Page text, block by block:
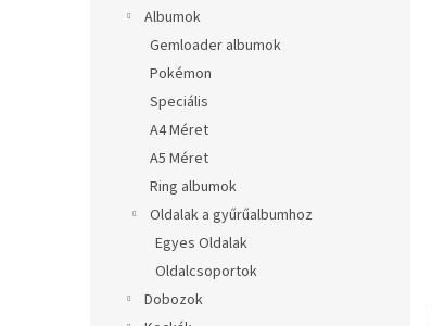
Albumok
Gemloader albumok
Pokémon
Speciális
A4 Méret
A5 Méret
Ring albumok
Oldalak a gyűrűalbumhoz
Egyes Oldalak
Oldalcsoportok
Dobozok